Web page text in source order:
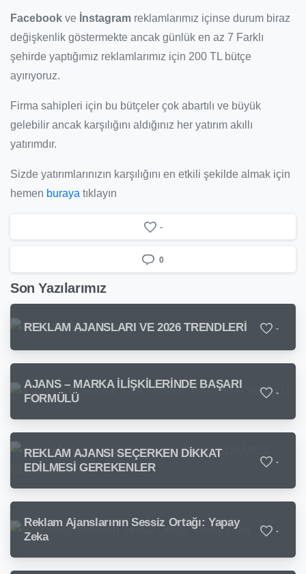
Facebook ve İnstagram reklamlarımız içinse durum biraz
değişkenlik göstermekte ancak günlük en az 7 Farklı
şehirde yaptığımız reklamlarımız için 200 TL bütçe
ayırıyoruz.
Firma sahipleri için bu bütçeler çok abartılı ve büyük
gelebilir ancak karşılığını aldığınız her yatırım akıllı
yatırımdır.
Sizde yatırımlarınızın karşılığını en etkili şekilde almak için
hemen buraya tıklayın
-
0
Son Yazılarımız
REKLAM AJANSLARI VE 2026 TRENDLERİ -
AJANS – MARKA İLİŞKİLERİNDE BAŞARI
FORMÜLÜ
-
REKLAM AJANSI SEÇERKEN DİKKAT
EDİLMESİ GEREKENLER
-
Reklam Ajanslarının Sessiz Ortağı: Yapay
Zeka
-